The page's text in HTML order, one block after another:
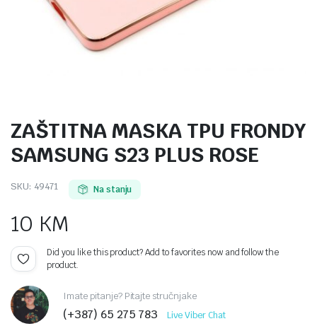
ZAŠTITNA MASKA TPU FRONDY
SAMSUNG S23 PLUS ROSE
SKU: 49471 Na stanju
10 KM
Did you like this product? Add to favorites now and follow the
product.
Imate pitanje? Pitajte stručnjake
(+387) 65 275 783 Live Viber Chat